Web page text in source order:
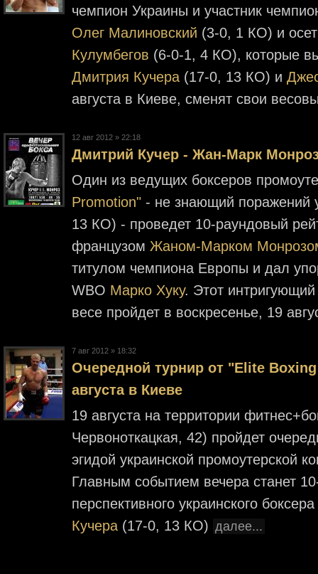
чемпион Украины и участник
Олег Малиновский (3-0, 1 КО) и
Кулумбегов (6-0-1, 4 КО), которые
Дмитрия Кучера (17-0, 13 КО) и
августа в Киеве, сменят свои
12 авг 2012 » 22:18
Дмитрий Кучер - Жан-Марк Монроз
Один из ведущих боксеров
Promotion" - не знающий поражений
13 КО) - проведет 10-раундовый
французом Жаном-Марком
титулом чемпиона Европы и дал
WBO Марко Хуку. Этот
весе пройдет в воскресенье, 19
7 авг 2012 » 18:32
Очередной турнир от "Elite
августа в Киеве
19 августа на территории
Червоноткацкая, 42) пройдет
эгидой украинской промоутерской
Главным событием вечера станет
перспективного украинского
Кучера (17-0, 13 КО) далее...